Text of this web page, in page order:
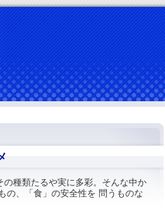
の種類たるや実に多彩。そんな中か
の、「食」の安全性を 問うものな